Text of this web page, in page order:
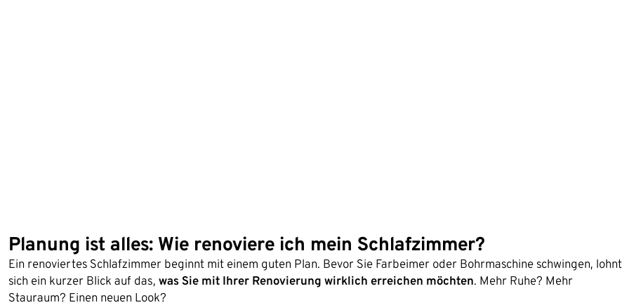
Planung ist alles: Wie renoviere ich mein Schlafzimmer?
Ein renoviertes Schlafzimmer beginnt mit einem guten Plan. Bevor Sie Farbeimer oder Bohrmaschine schwingen, lohnt
sich ein kurzer Blick auf das, was Sie mit Ihrer Renovierung wirklich erreichen möchten. Mehr Ruhe? Mehr
Stauraum? Einen neuen Look?